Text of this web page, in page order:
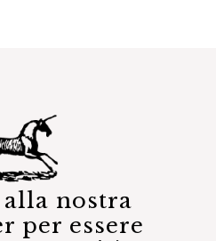
nostra
per essere